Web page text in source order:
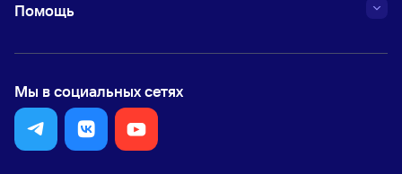
Помощь
Мы в социальных сетях